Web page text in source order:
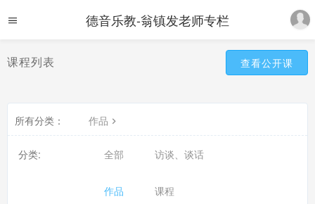
德音乐教-翁镇发老师专栏
课程列表 查看公开课
所有分类： 作品
分类: 全部 访谈、谈话
作品 课程